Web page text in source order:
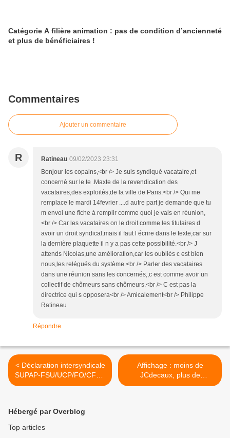
Catégorie A filière animation : pas de condition d’ancienneté
et plus de bénéficiaires !
Commentaires
Ajouter un commentaire
R Ratineau 09/02/2023 23:31
Bonjour les copains,<br /> Je suis syndiqué vacataire,et
concerné sur le te .Maxte de la revendication des
vacataires,des exploités,de la ville de Paris.<br /> Qui me
remplace le mardi 14fevrier ....d autre part je demande que tu
m envoi une fiche à remplir comme quoi je vais en réunion,
<br /> Car les vacataires on le droit comme les titulaires d
avoir un droit syndical,mais il faut l écrire dans le texte,car sur
la dernière plaquette il n y a pas cette possibilité.<br /> J
attends Nicolas,une amélioration,car les oubliés c est bien
nous,les relégués du système.<br /> Parler des vacataires
dans une réunion sans les concernés,,c est comme avoir un
collectif de chômeurs sans chômeurs.<br /> C est pas la
directrice qui s opposera<br /> Amicalement<br /> Philippe
Ratineau
Répondre
< Déclaration intersyndicale
SUPAP-FSU/UCP/FO/CFTC
au CST central du 9 février
Affichage : moins de
JCdecaux, plus de
mouvements sociaux ! >
Hébergé par Overblog
Top articles